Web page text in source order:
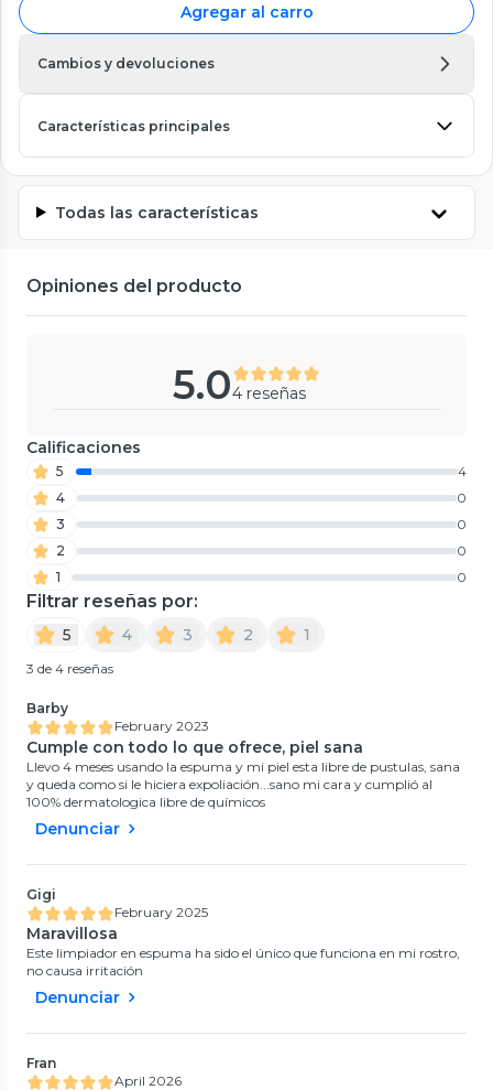
Agregar al carro
Cambios y devoluciones
Características principales
Todas las características
Opiniones del producto
5.04 reseñas
Calificaciones
5
4
4
0
3
0
2
0
1
0
Filtrar reseñas por:
5 4 3 2 1
3 de 4 reseñas
Barby
February 2023
Cumple con todo lo que ofrece, piel sana
Llevo 4 meses usando la espuma y mi piel esta libre de pustulas, sana
y queda como si le hiciera expoliación...sano mi cara y cumplió al
100% dermatologica libre de químicos
Denunciar
Gigi
February 2025
Maravillosa
Este limpiador en espuma ha sido el único que funciona en mi rostro,
no causa irritación
Denunciar
Fran
April 2026